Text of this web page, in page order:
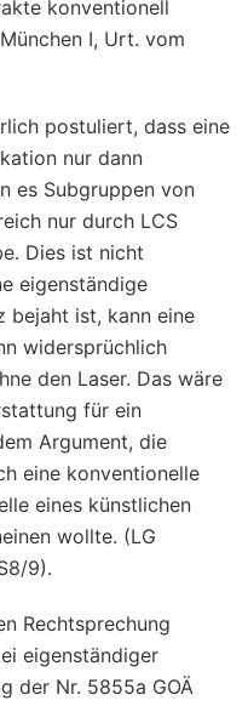
konventionell
I, Urt. vom
postuliert, dass eine
nur dann
es Subgruppen von
nur durch LCS
Dies ist nicht
eigenständige
bejaht ist, kann eine
widersprüchlich
den Laser. Das wäre
für ein
Argument, die
eine konventionelle
eines künstlichen
wollte. (LG
9).
Rechtsprechung
eigenständiger
der Nr. 5855a GOÄ